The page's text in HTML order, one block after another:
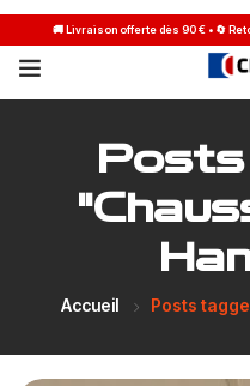
Posts
Accueil Posts